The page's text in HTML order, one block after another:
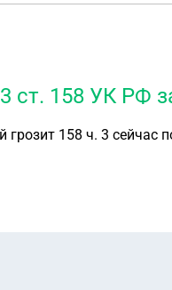
ст. 158 УК РФ
158 ч. 3 сейчас